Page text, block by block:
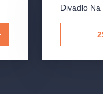
Divadlo